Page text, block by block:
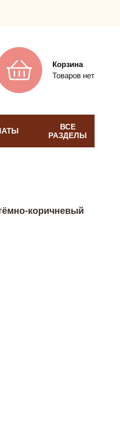
Корзина
Товаров нет
ВСЕ
РАЗДЕЛЫ
коричневый